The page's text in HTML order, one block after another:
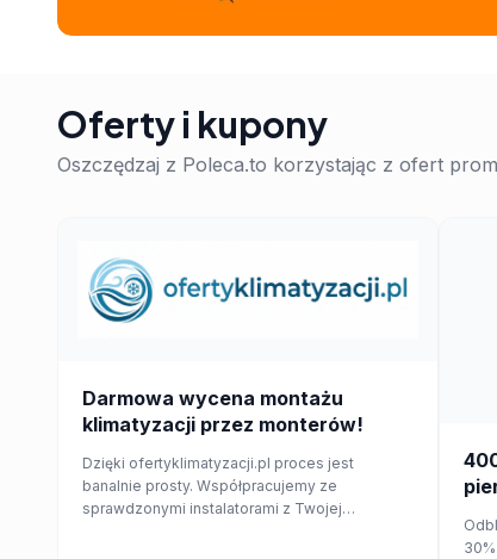
Oferty i kupony
Oszczędzaj z Poleca.to korzystając z ofert
Darmowa wycena montażu
klimatyzacji przez monterów!
Dzięki ofertyklimatyzacji.pl proces jest
banalnie prosty. Współpracujemy ze
sprawdzonymi instalatorami z Twojej